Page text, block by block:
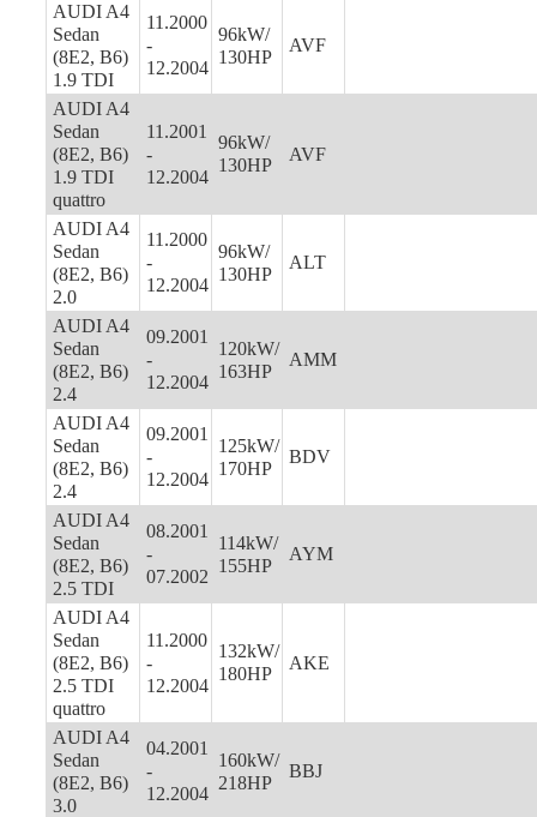
AUDI A4
Sedan
(8E2, B6)
1.9 TDI
11.2000
-
12.2004
96kW/
130HP
AVF
AUDI A4
Sedan
(8E2, B6)
1.9 TDI
quattro
11.2001
-
12.2004
96kW/
130HP
AVF
AUDI A4
Sedan
(8E2, B6)
2.0
11.2000
-
12.2004
96kW/
130HP
ALT
AUDI A4
Sedan
(8E2, B6)
2.4
09.2001
-
12.2004
120kW/
163HP
AMM
AUDI A4
Sedan
(8E2, B6)
2.4
09.2001
-
12.2004
125kW/
170HP
BDV
AUDI A4
Sedan
(8E2, B6)
2.5 TDI
08.2001
-
07.2002
114kW/
155HP
AYM
AUDI A4
Sedan
(8E2, B6)
2.5 TDI
quattro
11.2000
-
12.2004
132kW/
180HP
AKE
AUDI A4
Sedan
(8E2, B6)
3.0
04.2001
-
12.2004
160kW/
218HP
BBJ